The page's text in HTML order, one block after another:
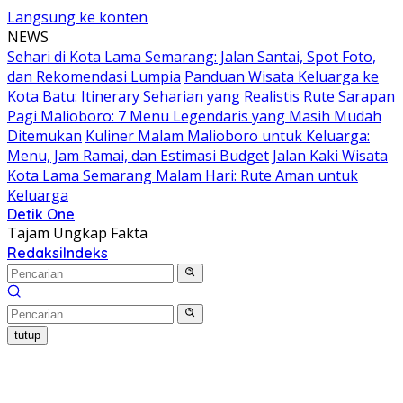
Langsung ke konten
NEWS
Sehari di Kota Lama Semarang: Jalan Santai, Spot Foto,
dan Rekomendasi Lumpia Panduan Wisata Keluarga ke
Kota Batu: Itinerary Seharian yang Realistis Rute Sarapan
Pagi Malioboro: 7 Menu Legendaris yang Masih Mudah
Ditemukan Kuliner Malam Malioboro untuk Keluarga:
Menu, Jam Ramai, dan Estimasi Budget Jalan Kaki Wisata
Kota Lama Semarang Malam Hari: Rute Aman untuk
Keluarga
Detik One
Tajam Ungkap Fakta
RedaksiIndeks
tutup